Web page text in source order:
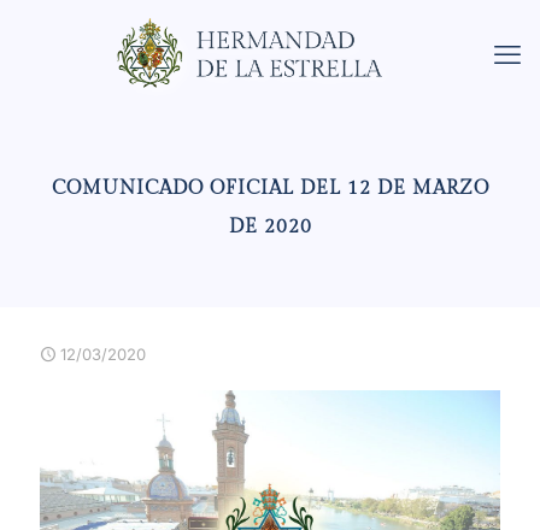
COMUNICADO OFICIAL DEL 12 DE MARZO
DE 2020
12/03/2020